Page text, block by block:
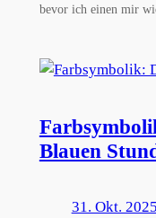
bevor ich einen mir
Blauen
31. Okt. 2025